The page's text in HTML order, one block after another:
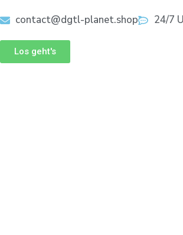
contact@dgtl-planet.shop 24/7
Los geht's